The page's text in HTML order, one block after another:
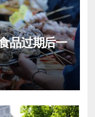
品过期后一